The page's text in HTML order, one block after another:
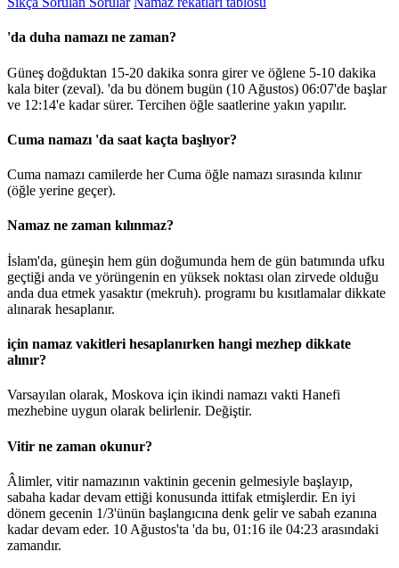
'da duha namazı ne zaman?
Güneş doğduktan 15-20 dakika sonra girer ve öğlene 5-10 dakika
kala biter (zeval). 'da bu dönem bugün (10 Ağustos) 06:07'de başlar
ve 12:14'e kadar sürer. Tercihen öğle saatlerine yakın yapılır.
Cuma namazı 'da saat kaçta başlıyor?
Cuma namazı camilerde her Cuma öğle namazı sırasında kılınır
(öğle yerine geçer).
Namaz ne zaman kılınmaz?
İslam'da, güneşin hem gün doğumunda hem de gün batımında ufku
geçtiği anda ve yörüngenin en yüksek noktası olan zirvede olduğu
anda dua etmek yasaktır (mekruh). programı bu kısıtlamalar dikkate
alınarak hesaplanır.
için namaz vakitleri hesaplanırken hangi mezhep dikkate
alınır?
Varsayılan olarak, Moskova için ikindi namazı vakti Hanefi
mezhebine uygun olarak belirlenir. Değiştir.
Vitir ne zaman okunur?
Âlimler, vitir namazının vaktinin gecenin gelmesiyle başlayıp,
sabaha kadar devam ettiği konusunda ittifak etmişlerdir. En iyi
dönem gecenin 1/3'ünün başlangıcına denk gelir ve sabah ezanına
kadar devam eder. 10 Ağustos'ta 'da bu, 01:16 ile 04:23 arasındaki
zamandır.